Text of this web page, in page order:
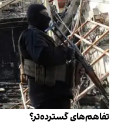
تفاهم‌های گسترده‌تر؟